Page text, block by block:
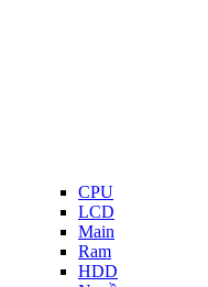
CPU
LCD
Main
Ram
HDD